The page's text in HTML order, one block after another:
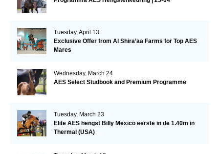
Tuesday, April 13
Exclusive Offer from Al Shira’aa Farms for Top AES
Mares
Wednesday, March 24
AES Select Studbook and Premium Programme
Tuesday, March 23
Elite AES hengst Billy Mexico eerste in de 1.40m in
Thermal (USA)